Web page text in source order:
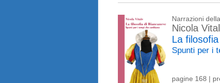
Narrazioni
Nicola
La
Spunti per i
pagine 168 |